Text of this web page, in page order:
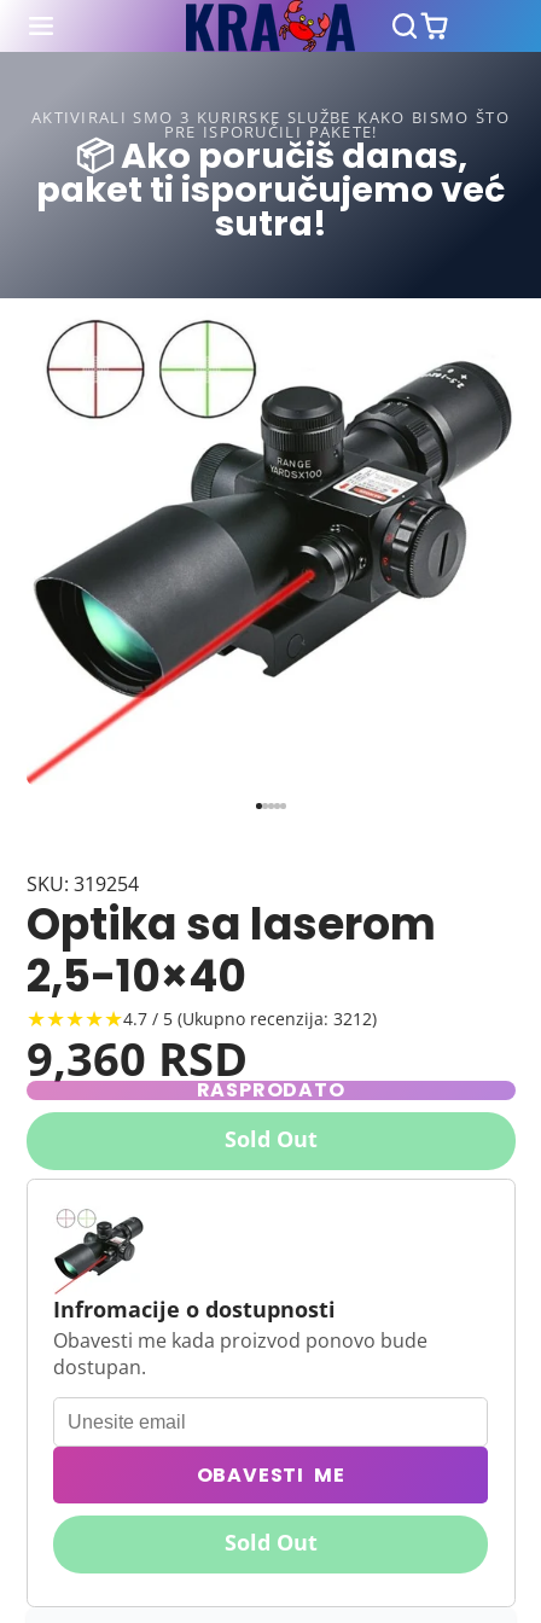
AKTIVIRALI SMO 3 KURIRSKE SLUŽBE KAKO BISMO ŠTO
PRE ISPORUČILI PAKETE!
📦 Ako poručiš danas,
paket ti isporučujemo već
sutra!
SKU: 319254
Optika sa laserom
2,5-10×40
★★★★★4.7 / 5 (Ukupno recenzija: 3212)
9,360 RSD
RASPRODATO
Sold Out
Infromacije o dostupnosti
Obavesti me kada proizvod ponovo bude
dostupan.
OBAVESTI ME
Sold Out